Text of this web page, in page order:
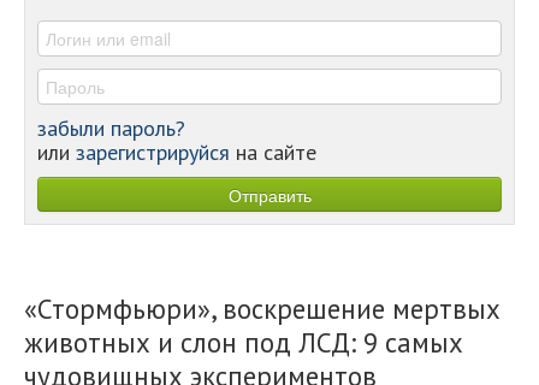
-
забыли пароль?
или зарегистрируйся на сайте
«Стормфьюри», воскрешение мертвых
животных и слон под ЛСД: 9 самых
чудовищных экспериментов